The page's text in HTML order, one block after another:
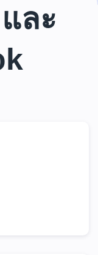
ละ